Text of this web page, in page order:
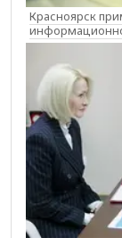
Красноярск